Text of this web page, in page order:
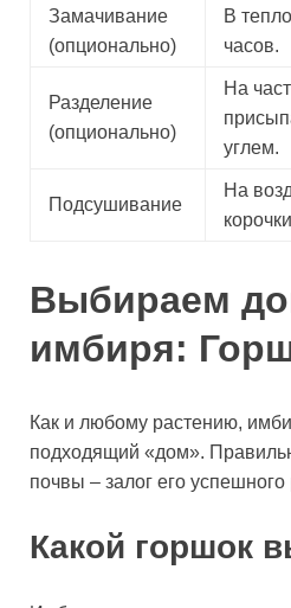
Замачивание
(опционально)
В
часов.
Разделение
(опционально)
На
углем.
Подсушивание
На
Выбираем
имбиря:
Как и любому растению,
подходящий «дом».
почвы – залог его успешного
Какой горшок